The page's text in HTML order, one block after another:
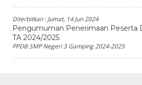
Diterbitkan :Jumat, 14 Jun 2024
Pengumuman Penerimaan Peserta
TA 2024/2025
PPDB SMP Negeri 3 Gamping 2024-2025